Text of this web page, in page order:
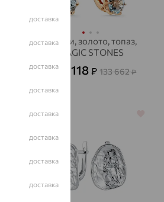
Серьги, золото, топаз,
MAGIC STONES
48 118₽ 133 662₽
64%
доставка
доставка
доставка
доставка
доставка
доставка
доставка
доставка